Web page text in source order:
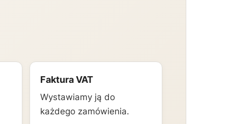
Faktura VAT
Wystawiamy ją do
każdego zamówienia.